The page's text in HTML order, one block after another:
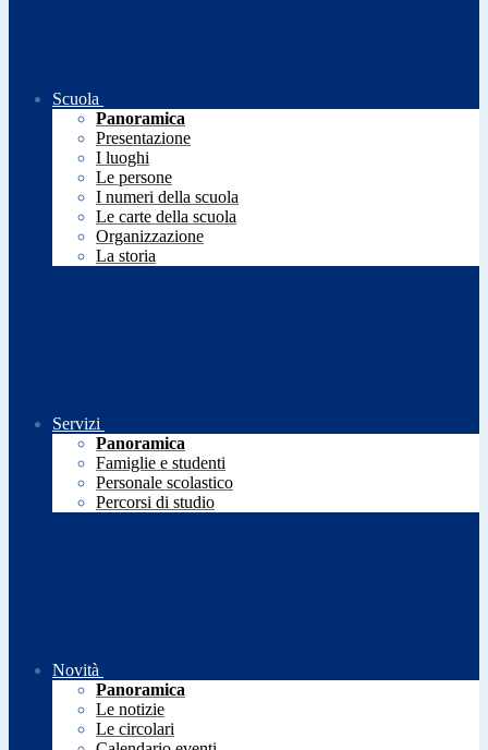
Scuola
Panoramica
Presentazione
I luoghi
Le persone
I numeri della scuola
Le carte della scuola
Organizzazione
La storia
Servizi
Panoramica
Famiglie e studenti
Personale scolastico
Percorsi di studio
Novità
Panoramica
Le notizie
Le circolari